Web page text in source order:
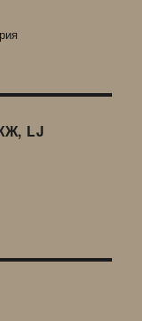
И.К.
LJ